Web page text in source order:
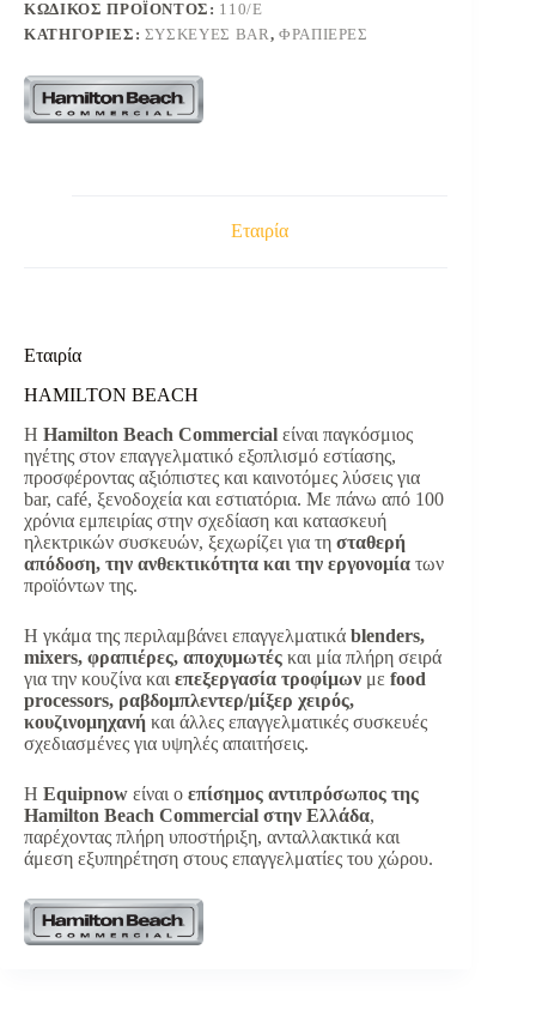
ΚΩΔΙΚΌΣ ΠΡΟΪΌΝΤΟΣ: 110/Ε
ΚΑΤΗΓΟΡΊΕΣ: ΣΥΣΚΕΥΕΣ BAR , ΦΡΑΠΙΕΡΕΣ
Εταιρία
Εταιρία
HAMILTON BEACH
Η Hamilton Beach Commercial είναι παγκόσμιος
ηγέτης στον επαγγελματικό εξοπλισμό εστίασης,
προσφέροντας αξιόπιστες και καινοτόμες λύσεις για
bar, café, ξενοδοχεία και εστιατόρια. Με πάνω από 100
χρόνια εμπειρίας στην σχεδίαση και κατασκευή
ηλεκτρικών συσκευών, ξεχωρίζει για τη σταθερή
απόδοση, την ανθεκτικότητα και την εργονομία των
προϊόντων της.
Η γκάμα της περιλαμβάνει επαγγελματικά blenders,
mixers, φραπιέρες, αποχυμωτές και μία πλήρη σειρά
για την κουζίνα και επεξεργασία τροφίμων με food
processors, ραβδομπλεντερ/μίξερ χειρός,
κουζινομηχανή και άλλες επαγγελματικές συσκευές
σχεδιασμένες για υψηλές απαιτήσεις.
Η Equipnow είναι ο επίσημος αντιπρόσωπος της
Hamilton Beach Commercial στην Ελλάδα,
παρέχοντας πλήρη υποστήριξη, ανταλλακτικά και
άμεση εξυπηρέτηση στους επαγγελματίες του χώρου.